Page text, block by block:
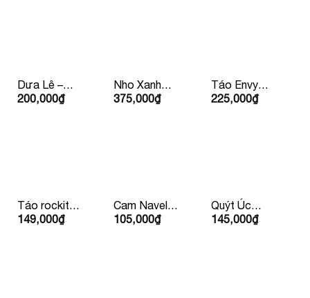
Dưa Lê –
Hàn Quốc
200,000₫
Nho Xanh
Bay Úc/ Mỹ
375,000₫
Táo Envy
Mỹ/
225,000₫
Táo rockit
424g 4 Quả
149,000₫
Cam Navel
Ruột Vàng
105,000₫
Quýt Úc
Hàng Bay
145,000₫